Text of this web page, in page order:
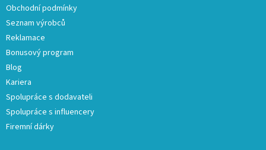
Obchodní podmínky
Seznam výrobců
Reklamace
Bonusový program
Blog
Kariera
Spolupráce s dodavateli
Spolupráce s influencery
Firemní dárky